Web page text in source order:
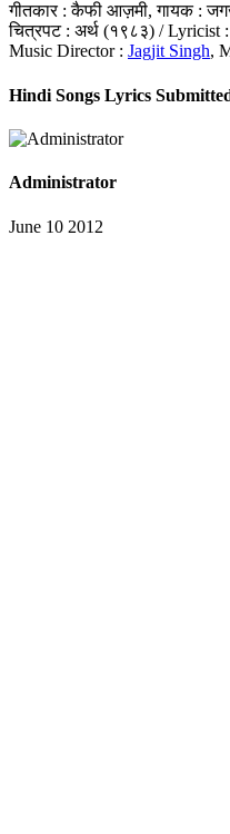
गीतकार : कैफी आज़मी, गायक :
चित्रपट : अर्थ (१९८३) / Lyricist :
Music Director : Jagjit Singh,
Hindi Songs Lyrics
Administrator
June 10 2012